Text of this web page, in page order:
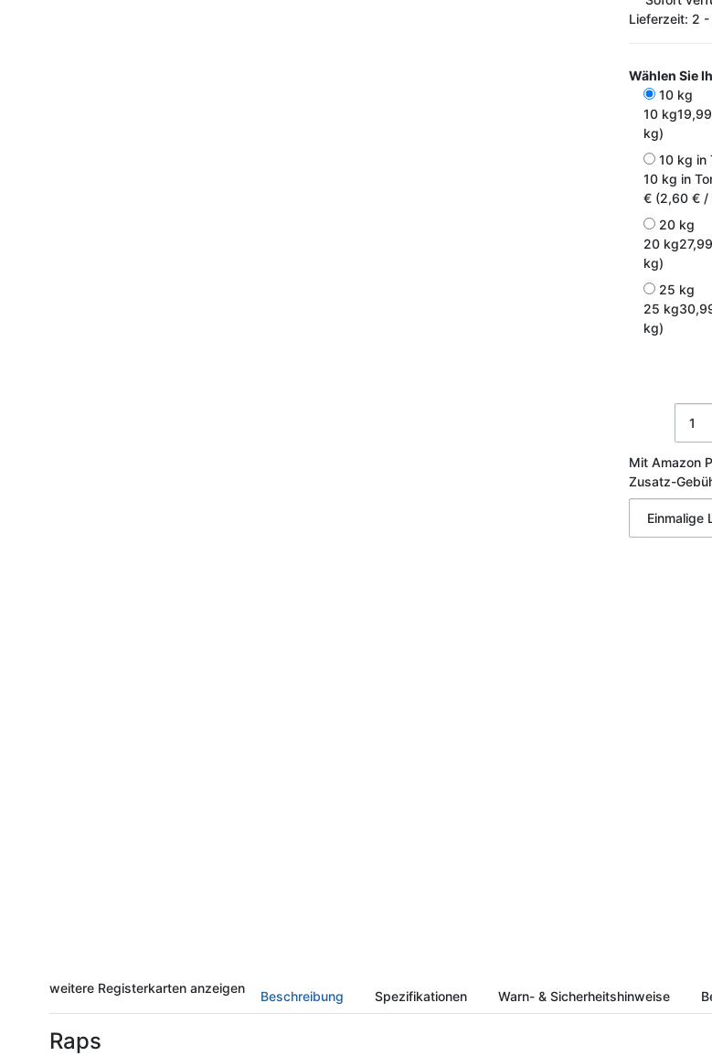
Lieferzeit: 2 -
Wählen Sie
10 kg
10 kg
kg)
10 kg in
10 kg in
€ (2,60 € /
20 kg
20 kg
kg)
25 kg
25 kg
kg)
Mit Amazon
Zusatz-
weitere Registerkarten anzeigen
Beschreibung Spezifikationen Warn- & Sicherheitshinweise
Raps